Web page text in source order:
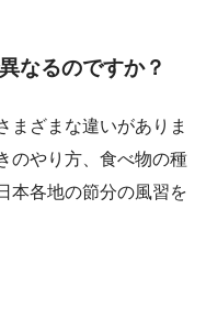
なるのですか？
まざまな違いがありま
のやり方、食べ物の種
本各地の節分の風習を